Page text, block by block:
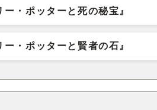
ー・ポッターと死の秘宝』
ー・ポッターと賢者の石』